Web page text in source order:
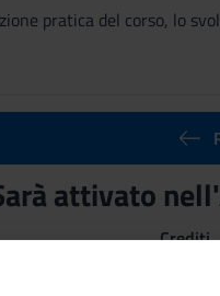
pratica del corso,
attivato
Crediti